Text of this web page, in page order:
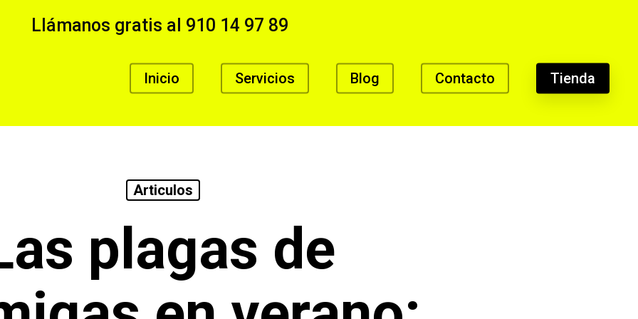
Llámanos gratis al 910 14 97 89
Inicio Servicios Blog Contacto Tienda
Articulos
plagas de